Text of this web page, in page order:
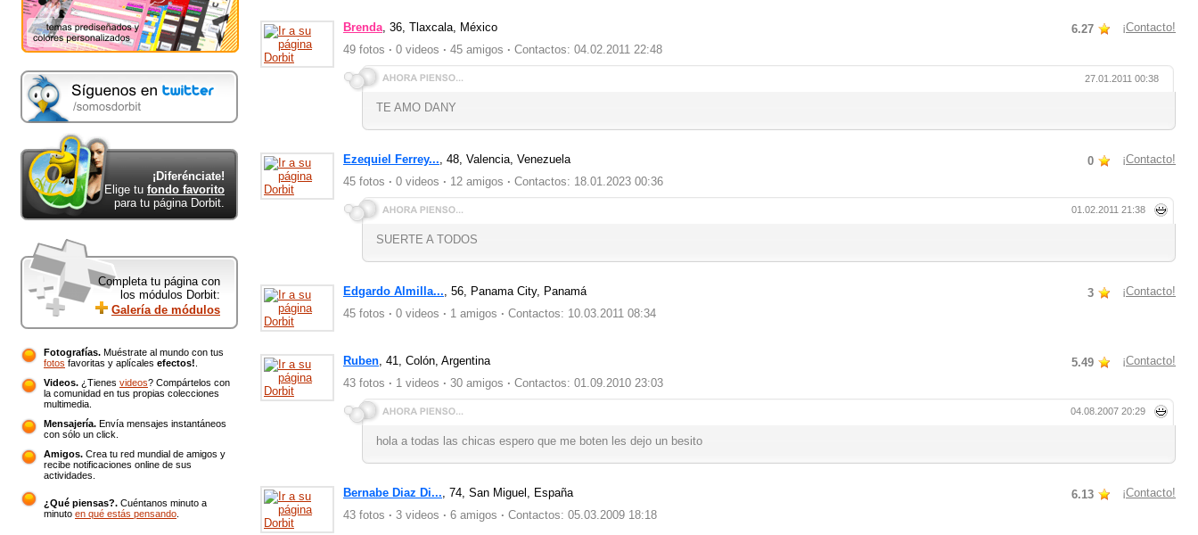
privacidad.
¡Diferénciate!
Elige tu fondo favorito
para tu página Dorbit.
Completa tu página con
los módulos Dorbit:
Galería de módulos
Fotografías. Muéstrate al mundo con tus
fotos favoritas y aplícales efectos!
Videos. ¿Tienes videos? Compártelos con
la comunidad en tus propias colecciones
multimedia.
Mensajería. Envía mensajes instantáneos
con sólo un click.
Amigos. Crea tu red mundial de amigos y
recibe notificaciones online de sus
actividades.
¿Qué piensas?. Cuéntanos minuto a
minuto en qué estás pensando
Brenda, 36, Tlaxcala, México 6.27
¡Contacto!
49 fotos · 0 videos · 45 amigos · Contactos: 04.02.2011 22:48
27.01.2011 00:38
TE AMO DANY
Ezequiel Ferrey..., 48, Valencia, Venezuela 0
¡Contacto!
45 fotos · 0 videos · 12 amigos · Contactos: 18.01.2023 00:36
01.02.2011 21:38
SUERTE A TODOS
Edgardo Almilla..., 56, Panama City, Panamá 3
¡Contacto!
45 fotos · 0 videos · 1 amigos · Contactos: 10.03.2011 08:34
Ruben, 41, Colón, Argentina 5.49
¡Contacto!
43 fotos · 1 videos · 30 amigos · Contactos: 01.09.2010 23:03
04.08.2007 20:29
hola a todas las chicas espero que me boten les dejo un besito
Bernabe Diaz Di..., 74, San Miguel, España 6.13
¡Contacto!
43 fotos · 3 videos · 6 amigos · Contactos: 05.03.2009 18:18